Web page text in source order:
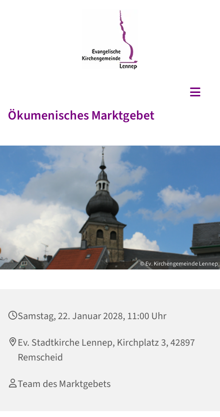
Ökumenisches Marktgebet
© Ev. Kirchengemeinde Lennep
Samstag, 22. Januar 2028, 11:00 Uhr
Ev. Stadtkirche Lennep, Kirchplatz 3, 42897
Remscheid
Team des Marktgebets